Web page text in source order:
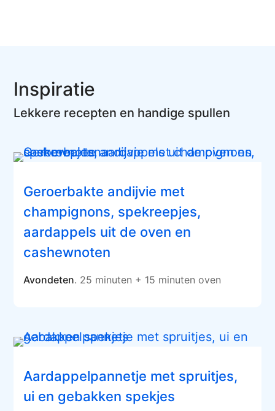
Inspiratie
Lekkere recepten en handige spullen
Geroerbakte andijvie met
champignons, spekreepjes,
aardappels uit de oven en
cashewnoten
Avondeten. 25 minuten + 15 minuten oven
Aardappelpannetje met spruitjes,
ui en gebakken spekjes